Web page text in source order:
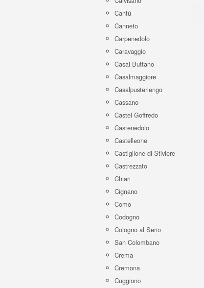
Cantù
Canneto
Carpenedolo
Caravaggio
Casal Buttano
Casalmaggiore
Casalpusterlengo
Cassano
Castel Goffredo
Castenedolo
Castelleone
Castiglione di Stiviere
Castrezzato
Chiari
Cignano
Como
Codogno
Cologno al Serio
San Colombano
Crema
Cremona
Cuggiono